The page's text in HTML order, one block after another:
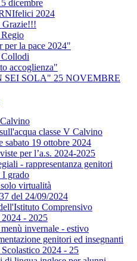
dicembre
2024
Grazie!!!
per la pace 2024"
accoglienza"
SEI SOLA" 25 NOVEMBRE
classe V Calvino
sabato 19 ottobre 2024
per l’a.s. 2024-2025
- rappresentanza genitori
I grado
virtualità
del 24/09/2024
Comprensivo
- 2025
invernale - estivo
genitori ed insegnanti
2024 - 25